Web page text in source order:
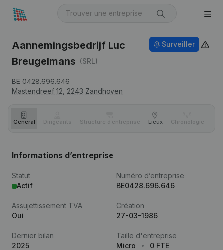
Aannemingsbedrijf Luc
Breugelmans (SRL)
BE 0428.696.646
Mastendreef 12, 2243 Zandhoven
Surveiller
Général Dirigeants Structure d'entreprise Lieux Chronologie
Informations d’entreprise
Statut
Actif
Numéro d’entreprise
BE0428.696.646
Assujettissement TVA
Oui
Création
27-03-1986
Dernier bilan
2025
Taille d'entreprise
Micro
0 FTE